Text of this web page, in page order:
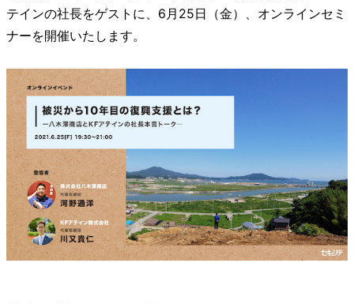
テインの社長をゲストに、6月25日（金）、オンラインセミ
ナーを開催いたします。